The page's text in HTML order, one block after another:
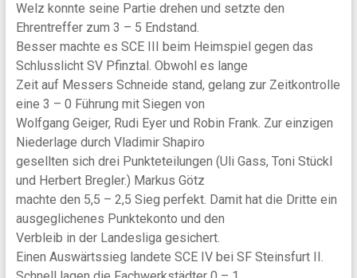
Welz konnte seine Partie drehen und setzte den
Ehrentreffer zum 3 – 5 Endstand.
Besser machte es SCE III beim Heimspiel gegen das
Schlusslicht SV Pfinztal. Obwohl es lange
Zeit auf Messers Schneide stand, gelang zur Zeitkontrolle
eine 3 – 0 Führung mit Siegen von
Wolfgang Geiger, Rudi Eyer und Robin Frank. Zur einzigen
Niederlage durch Vladimir Shapiro
gesellten sich drei Punkteteilungen (Uli Gass, Toni Stückl
und Herbert Bregler.) Markus Götz
machte den 5,5 – 2,5 Sieg perfekt. Damit hat die Dritte ein
ausgeglichenes Punktekonto und den
Verbleib in der Landesliga gesichert.
Einen Auswärtssieg landete SCE IV bei SF Steinsfurt II.